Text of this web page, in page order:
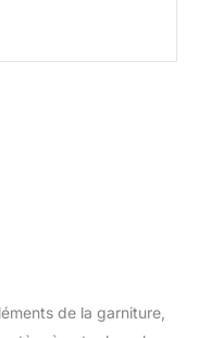
de la garniture,